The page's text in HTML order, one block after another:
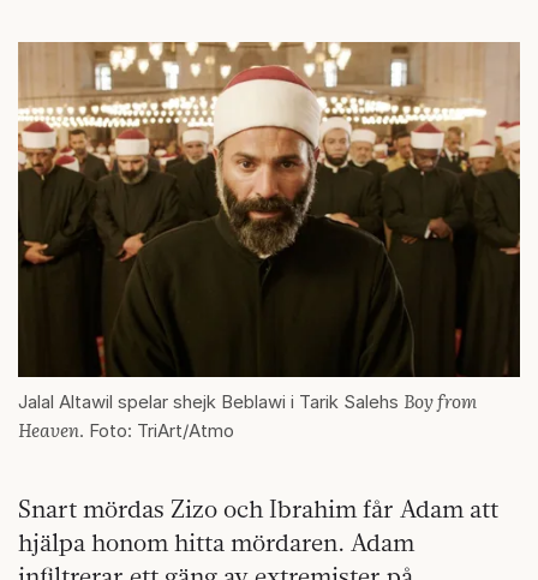
Jalal Altawil spelar shejk Beblawi i Tarik Salehs Boy from
Heaven. Foto: TriArt/Atmo
Snart mördas Zizo och Ibrahim får Adam att
hjälpa honom hitta mördaren. Adam